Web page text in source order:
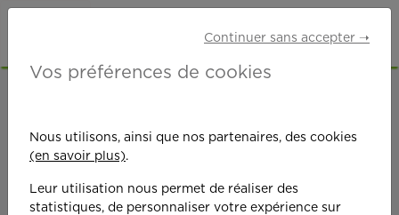
Continuer sans accepter ➝
Vos préférences de cookies
Nous utilisons, ainsi que nos partenaires, des cookies
(en savoir plus).
Leur utilisation nous permet de réaliser des
statistiques, de personnaliser votre expérience sur